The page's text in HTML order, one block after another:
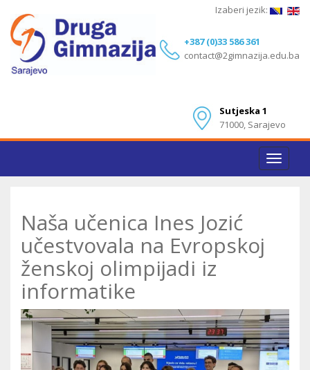
+387 (0)33 586 361
contact@2gimnazija.edu.ba
Sutjeska 1
71000, Sarajevo
Izaberi jezik:
Toggle
Naša učenica Ines Jozić
učestvovala na Evropskoj
ženskoj olimpijadi iz
informatike